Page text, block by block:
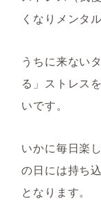
くなりメンタ
うちに来ない
る」ストレス
いです。
いかに毎日楽
の日には持ち
となります。